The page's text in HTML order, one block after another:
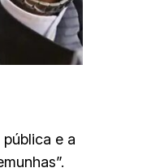
e a